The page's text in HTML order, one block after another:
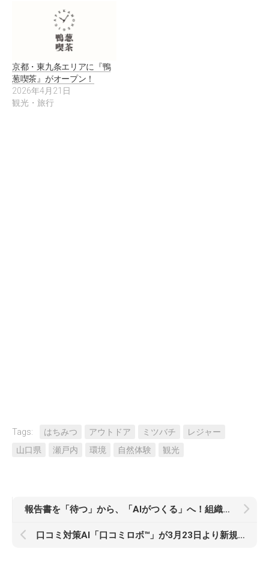
京都・東九条エリアに『鴨
葱喫茶』がオープン！
2026年4月21日
観光・旅行
Tags: はちみつ アウトドア ミツバチ
レジャー
山口県
瀬戸内 環境 自然体験 観光
報告書を「待つ」から、「AIがつくる」へ！組織の「知恵」をAIで戦力化。次世代の情報共有基盤「Know+（ノウタス）」、2026年4月よりベータ版を提供予定。
口コミ対策AI「口コミロボ™」が3月23日より新規受付再開｜Googleマップ集客・Ask Maps対応を強化